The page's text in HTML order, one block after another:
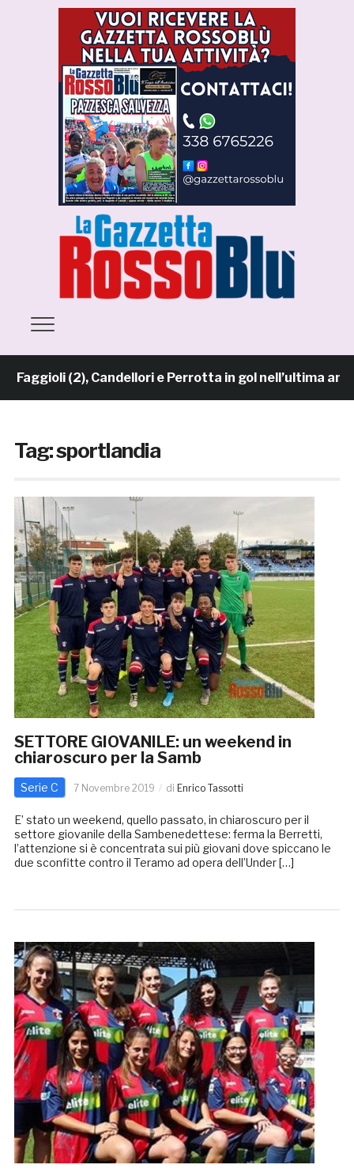
(2), Candellori e Perrotta in gol nell’ultima
Tag:sportlandia
SETTORE GIOVANILE: un weekend in
chiaroscuro per la Samb
Serie C 7 Novembre 2019 di Enrico Tassotti
E’ stato un weekend, quello passato, in chiaroscuro per il
settore giovanile della Sambenedettese: ferma la Berretti,
l’attenzione si è concentrata sui più giovani dove spiccano le
due sconfitte contro il Teramo ad opera dell’Under […]